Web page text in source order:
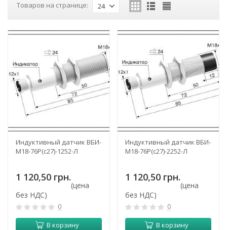
Товаров на странице: 24
Индуктивный датчик ВБИ-
М18-76Р(с27)-1252-Л
1 120,50 грн.
(цена
без НДС)
0
В корзину
Индуктивный датчик ВБИ-
М18-76Р(с27)-2252-Л
1 120,50 грн.
(цена
без НДС)
0
В корзину